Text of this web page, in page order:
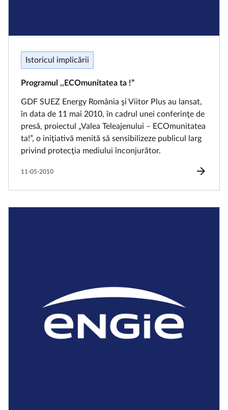
Istoricul implicării
Programul ,,ECOmunitatea ta !”
GDF SUEZ Energy România şi Viitor Plus au lansat,
în data de 11 mai 2010, în cadrul unei conferinţe de
presă, proiectul „Valea Teleajenului – ECOmunitatea
ta!”, o iniţiativă menită să sensibilizeze publicul larg
privind protecţia mediului înconjurător.
11-05-2010 arrow_forward